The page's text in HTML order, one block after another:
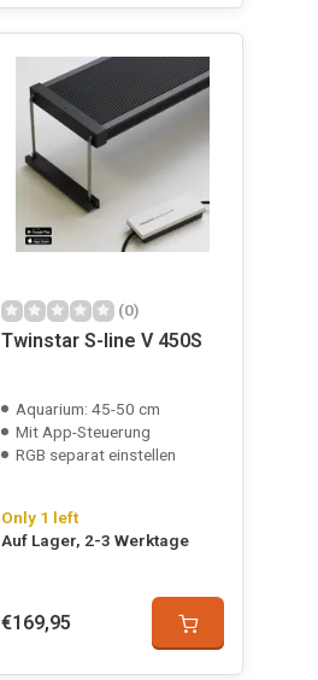
(0)
Twinstar S-line V 450S
Aquarium: 45-50 cm
Mit App-Steuerung
RGB separat einstellen
Only 1 left
Auf Lager, 2-3 Werktage
€169,95